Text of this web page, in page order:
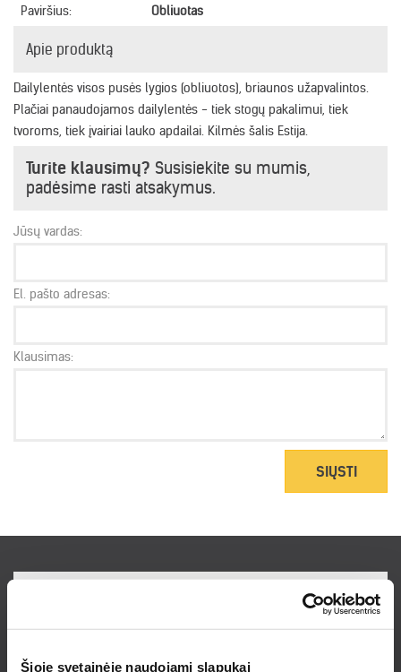
Šioje svetainėje naudojami slapukai
Paviršius:
Obliuotas
Apie produktą
Dailylentės visos pusės lygios (obliuotos), briaunos užapvalintos.
Plačiai panaudojamos dailylentės - tiek stogų pakalimui, tiek
tvoroms, tiek įvairiai lauko apdailai. Kilmės šalis Estija.
Turite klausimų? Susisiekite su mumis,
padėsime rasti atsakymus.
Jūsų vardas:
El. pašto adresas:
Klausimas:
SIŲSTI
Prenumeruokite naujienlaiškį ir sužinokite
naujienas bei pasiūlymus pirmieji!